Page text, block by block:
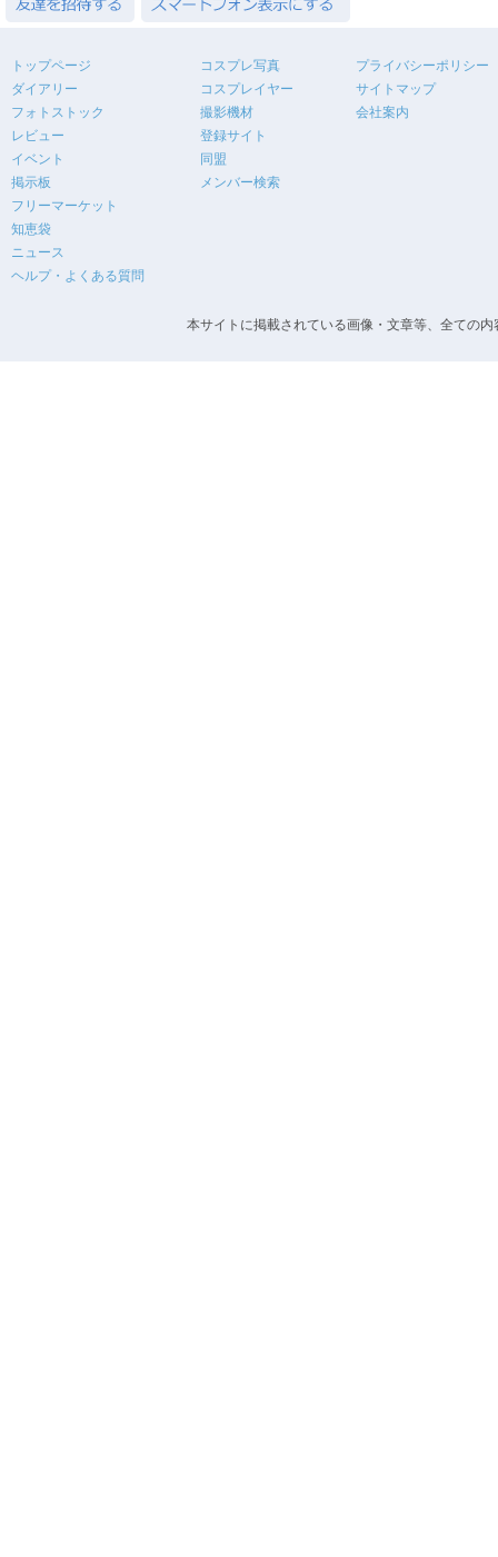
トップページ
ダイアリー
フォトストック
レビュー
イベント
掲示板
フリーマーケット
知恵袋
ニュース
ヘルプ・よくある質問
コスプレ写真
コスプレイヤー
撮影機材
登録サイト
同盟
メンバー検索
プライバシーポリシー
サイトマップ
会社案内
本サイトに掲載されている画像・文章等、全ての